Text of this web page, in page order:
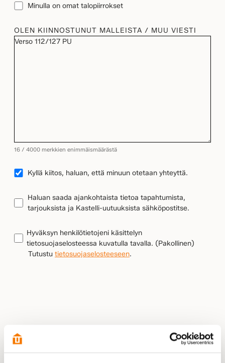
Minulla on omat talopiirrokset
OLEN KIINNOSTUNUT MALLEISTA / MUU VIESTI
16 / 4000 merkkien enimmäismäärästä
YHTEYDENOTTO
Kyllä kiitos, haluan, että minuun otetaan yhteyttä.
UUTISKIRJEEN
TILAUS
Haluan saada ajankohtaista tietoa tapahtumista,
tarjouksista ja Kastelli-uutuuksista sähköpostitse.
TIETOSUOJA(Pakollinen)
Hyväksyn henkilötietojeni käsittelyn
tietosuojaselosteessa kuvatulla tavalla. (Pakollinen)
Tutustu tietosuojaselosteeseen.